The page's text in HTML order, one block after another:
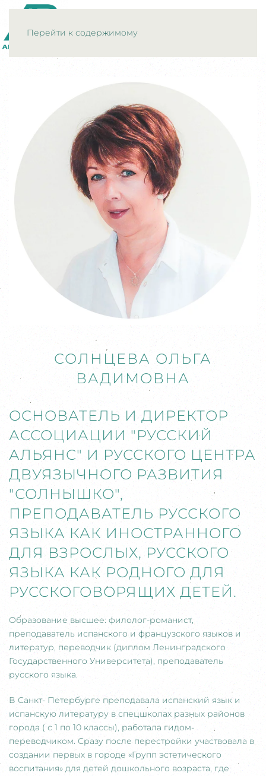
Перейти к содержимому
СОЛНЦЕВА ОЛЬГА
ВАДИМОВНА
ОСНОВАТЕЛЬ И ДИРЕКТОР
АССОЦИАЦИИ "РУССКИЙ
АЛЬЯНС" И РУССКОГО ЦЕНТРА
ДВУЯЗЫЧНОГО РАЗВИТИЯ
"СОЛНЫШКО",
ПРЕПОДАВАТЕЛЬ РУССКОГО
ЯЗЫКА КАК ИНОСТРАННОГО
ДЛЯ ВЗРОСЛЫХ, РУССКОГО
ЯЗЫКА КАК РОДНОГО ДЛЯ
РУССКОГОВОРЯЩИХ ДЕТЕЙ.
Образование высшее: филолог-романист,
преподаватель испанского и французского языков и
литератур, переводчик (диплом Ленинградского
Государственного Университета), преподаватель
русского языка.
В Санкт- Петербурге преподавала испанский язык и
испанскую литературу в спецшколах разных районов
города ( с 1 по 10 классы), работала гидом-
переводчиком. Сразу после перестройки участвовала в
создании первых в городе «Групп эстетического
воспитания» для детей дошкольного возраста, где